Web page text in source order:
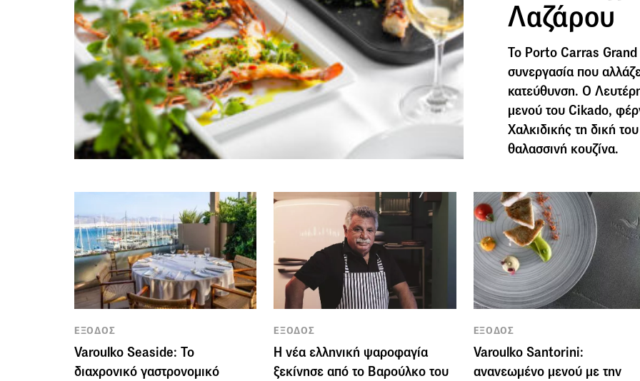
Λαζάρου
Το Porto Carras Grand
συνεργασία που
κατεύθυνση. Ο
μενού του Cikado,
Χαλκιδικής τη δική
θαλασσινή κουζίνα.
ΕΞΟΔΟΣ
Varoulko Seaside: Το
διαχρονικό γαστρονομικό
ΕΞΟΔΟΣ
Η νέα ελληνική ψαροφαγία
ξεκίνησε από το Βαρούλκο του
ΕΞΟΔΟΣ
Varoulko Santorini:
ανανεωμένο μενού με την